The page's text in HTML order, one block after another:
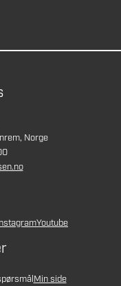
Norge
Youtube
Min side